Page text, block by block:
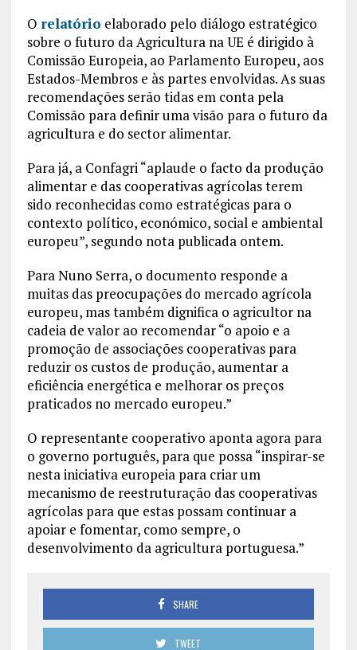
O relatório elaborado pelo diálogo estratégico
sobre o futuro da Agricultura na UE é dirigido à
Comissão Europeia, ao Parlamento Europeu, aos
Estados-Membros e às partes envolvidas. As suas
recomendações serão tidas em conta pela
Comissão para definir uma visão para o futuro da
agricultura e do sector alimentar.
Para já, a Confagri “aplaude o facto da produção
alimentar e das cooperativas agrícolas terem
sido reconhecidas como estratégicas para o
contexto político, económico, social e ambiental
europeu”, segundo nota publicada ontem.
Para Nuno Serra, o documento responde a
muitas das preocupações do mercado agrícola
europeu, mas também dignifica o agricultor na
cadeia de valor ao recomendar “o apoio e a
promoção de associações cooperativas para
reduzir os custos de produção, aumentar a
eficiência energética e melhorar os preços
praticados no mercado europeu.”
O representante cooperativo aponta agora para
o governo português, para que possa “inspirar-se
nesta iniciativa europeia para criar um
mecanismo de reestruturação das cooperativas
agrícolas para que estas possam continuar a
apoiar e fomentar, como sempre, o
desenvolvimento da agricultura portuguesa.”
SHARE
TWEET